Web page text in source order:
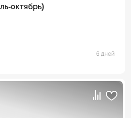
октябрь)
6 дней